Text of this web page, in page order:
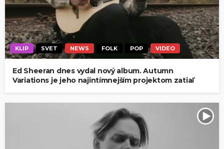
KLIP SVET NEWS FOLK POP VIDEO
Ed Sheeran dnes vydal nový album. Autumn
Variations je jeho najintímnejším projektom zatiaľ